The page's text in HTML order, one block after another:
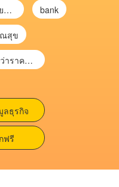
เอกสารประกอบการบรรยาย การประเมินความเสี่ยงเพื่อวางแผนการตรวจสอบ \ bank
ณสุข
ซื้อทรัพย์ NPL ต่ำกว่าราคาตลาด 30-70% แบบไม่ต้องไปประมูล”
ลธุรกิจ
ฟรี